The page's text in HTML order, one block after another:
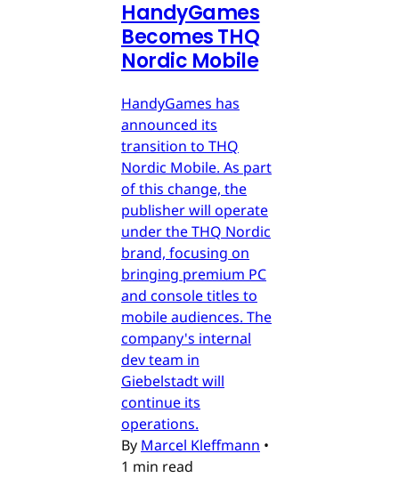
HandyGames
Becomes THQ
Nordic Mobile
HandyGames has
announced its
transition to THQ
Nordic Mobile. As part
of this change, the
publisher will operate
under the THQ Nordic
brand, focusing on
bringing premium PC
and console titles to
mobile audiences. The
company's internal
dev team in
Giebelstadt will
continue its
operations.
By Marcel Kleffmann •
1 min read